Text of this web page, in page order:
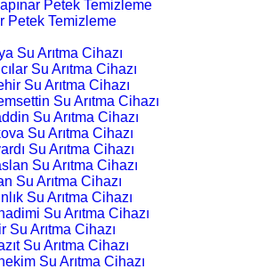
Petek Temizleme
Petek Temizleme
Su Arıtma Cihazı
Su Arıtma Cihazı
Su Arıtma Cihazı
Su Arıtma Cihazı
Su Arıtma Cihazı
Su Arıtma Cihazı
Su Arıtma Cihazı
Su Arıtma Cihazı
Su Arıtma Cihazı
Su Arıtma Cihazı
Su Arıtma Cihazı
Su Arıtma Cihazı
Su Arıtma Cihazı
Su Arıtma Cihazı